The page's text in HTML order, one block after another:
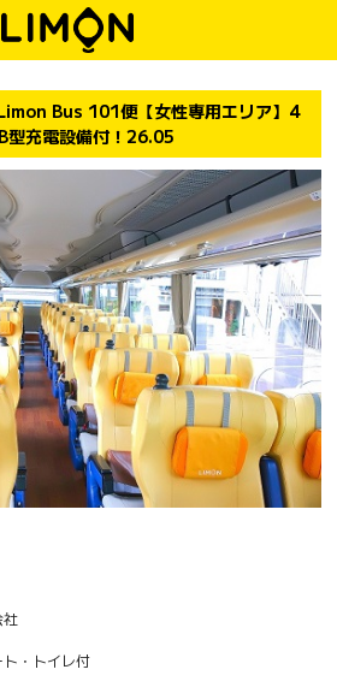
Bus 101便【女性専用エリア】4
型充電設備付！26.05
社
・トイレ付